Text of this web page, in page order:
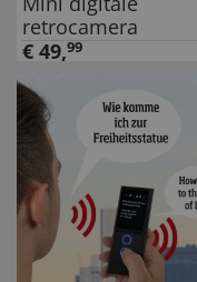
retrocamera
€ 49,99